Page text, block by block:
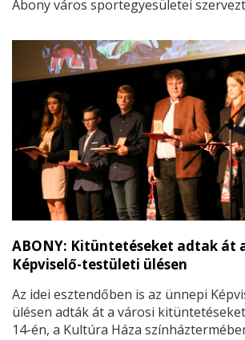
Abony város sportegyesületei
ABONY: Kitüntetéseket adtak át
Képviselő-testületi ülésen
Az idei esztendőben is az ünnepi
ülésen adták át a városi
14-én, a Kultúra Háza